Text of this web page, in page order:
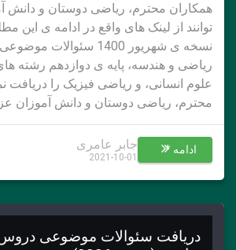
همکاران محترم، ریاضی دوستان و دانش
توانند از لینک های واقع در ادامه ی این
نسخه ی شهریور 1400
ریاضی و هندسه، پایه ی دوازدهم رشته
علوم انسانی، و ریاضی فیزیک را دریافت
محترم، ریاضی دوستان و دانش آموزان
ادامه * جابر عامری
2021-10-01
دریافت سئوالات موضوعی دروس